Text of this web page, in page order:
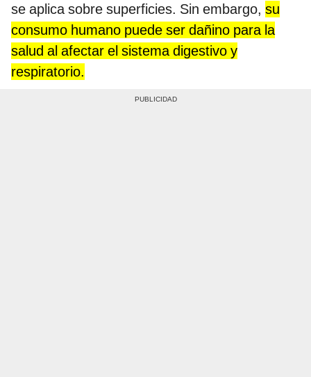
se aplica sobre superficies. Sin embargo, su
consumo humano puede ser dañino para la
salud al afectar el sistema digestivo y
respiratorio.